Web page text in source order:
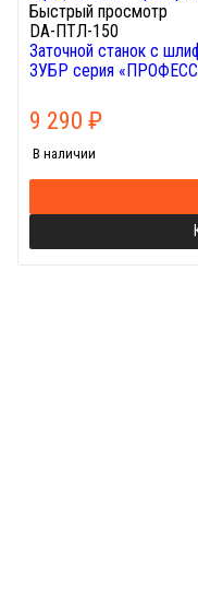
Быстрый просмотр
DA-ПТЛ-150
Заточной станок с
ЗУБР серия
9 290 ₽
В наличии